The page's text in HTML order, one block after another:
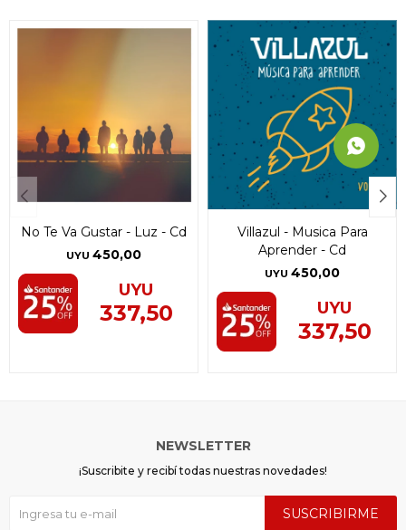
No Te Va Gustar - Luz - Cd
UYU 450,00
UYU
337,50
Villazul - Musica Para
Aprender - Cd
UYU 450,00
UYU
337,50
NEWSLETTER
¡Suscribite y recibí todas nuestras novedades!
SUSCRIBIRME